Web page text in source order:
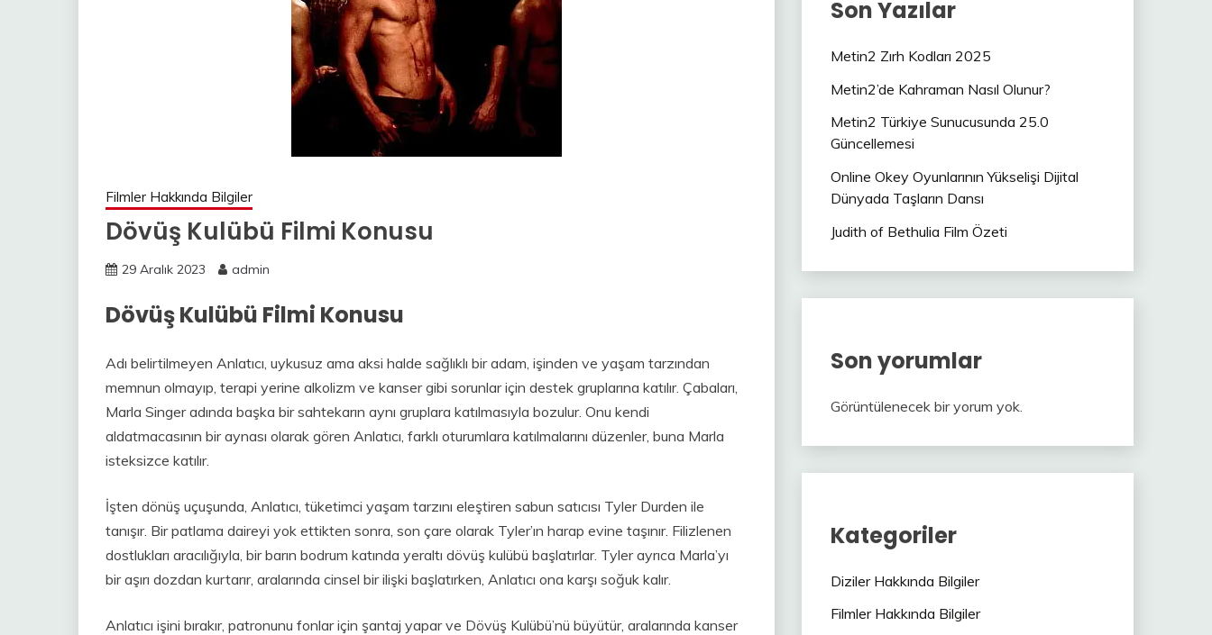
Filmler Hakkında Bilgiler
Dövüş Kulübü Filmi Konusu
29 Aralık 2023 admin
Dövüş Kulübü Filmi Konusu
Adı belirtilmeyen Anlatıcı, uykusuz ama aksi halde sağlıklı bir adam, işinden ve yaşam tarzından
memnun olmayıp, terapi yerine alkolizm ve kanser gibi sorunlar için destek gruplarına katılır. Çabaları,
Marla Singer adında başka bir sahtekarın aynı gruplara katılmasıyla bozulur. Onu kendi
aldatmacasının bir aynası olarak gören Anlatıcı, farklı oturumlara katılmalarını düzenler, buna Marla
isteksizce katılır.
İşten dönüş uçuşunda, Anlatıcı, tüketimci yaşam tarzını eleştiren sabun satıcısı Tyler Durden ile
tanışır. Bir patlama daireyi yok ettikten sonra, son çare olarak Tyler’ın harap evine taşınır. Filizlenen
dostlukları aracılığıyla, bir barın bodrum katında yeraltı dövüş kulübü başlatırlar. Tyler ayrıca Marla’yı
bir aşırı dozdan kurtarır, aralarında cinsel bir ilişki başlatırken, Anlatıcı ona karşı soğuk kalır.
Anlatıcı işini bırakır, patronunu fonlar için şantaj yapar ve Dövüş Kulübü’nü büyütür, aralarında kanser
Son Yazılar
Metin2 Zırh Kodları 2025
Metin2’de Kahraman Nasıl Olunur?
Metin2 Türkiye Sunucusunda 25.0
Güncellemesi
Online Okey Oyunlarının Yükselişi Dijital
Dünyada Taşların Dansı
Judith of Bethulia Film Özeti
Son yorumlar
Görüntülenecek bir yorum yok.
Kategoriler
Diziler Hakkında Bilgiler
Filmler Hakkında Bilgiler